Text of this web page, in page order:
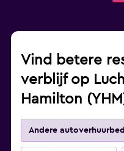
Vind betere
verblijf op
Hamilton
Andere